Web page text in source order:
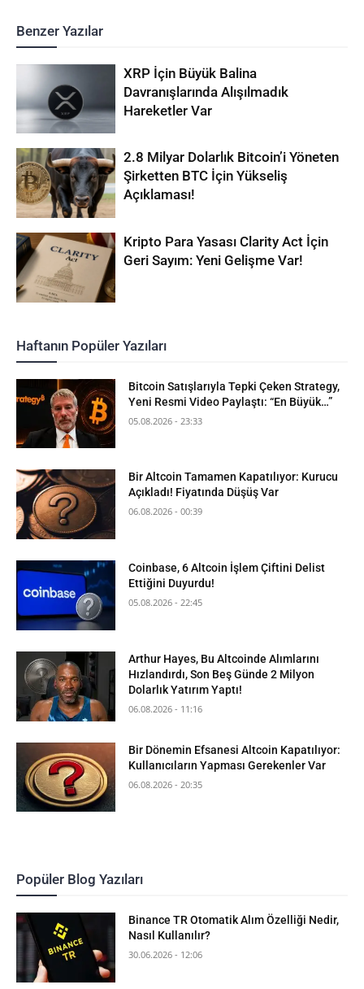
Benzer Yazılar
XRP İçin Büyük Balina
Davranışlarında Alışılmadık
Hareketler Var
2.8 Milyar Dolarlık Bitcoin’i Yöneten
Şirketten BTC İçin Yükseliş
Açıklaması!
Kripto Para Yasası Clarity Act İçin
Geri Sayım: Yeni Gelişme Var!
Haftanın Popüler Yazıları
Bitcoin Satışlarıyla Tepki Çeken Strategy,
Yeni Resmi Video Paylaştı: “En Büyük…”
05.08.2026 - 23:33
Bir Altcoin Tamamen Kapatılıyor: Kurucu
Açıkladı! Fiyatında Düşüş Var
06.08.2026 - 00:39
Coinbase, 6 Altcoin İşlem Çiftini Delist
Ettiğini Duyurdu!
05.08.2026 - 22:45
Arthur Hayes, Bu Altcoinde Alımlarını
Hızlandırdı, Son Beş Günde 2 Milyon
Dolarlık Yatırım Yaptı!
06.08.2026 - 11:16
Bir Dönemin Efsanesi Altcoin Kapatılıyor:
Kullanıcıların Yapması Gerekenler Var
06.08.2026 - 20:35
Popüler Blog Yazıları
Binance TR Otomatik Alım Özelliği Nedir,
Nasıl Kullanılır?
30.06.2026 - 12:06